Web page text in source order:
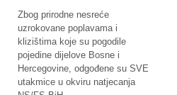
Zbog prirodne nesreće
uzrokovane poplavama i
klizištima koje su pogodile
pojedine dijelove Bosne i
Hercegovine, odgođene su SVE
utakmice u okviru natjecanja